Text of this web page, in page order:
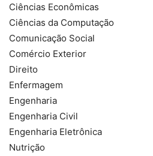
Ciências Econômicas
Ciências da Computação
Comunicação Social
Comércio Exterior
Direito
Enfermagem
Engenharia
Engenharia Civil
Engenharia Eletrônica
Nutrição